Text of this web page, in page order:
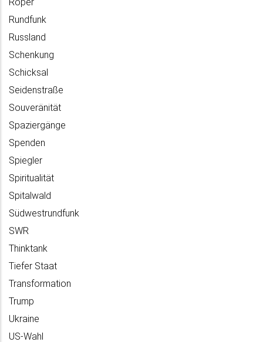
Rundfunk
Russland
Schenkung
Schicksal
Seidenstraße
Souveränität
Spaziergänge
Spenden
Spiegler
Spiritualität
Spitalwald
Südwestrundfunk
SWR
Thinktank
Tiefer Staat
Transformation
Trump
Ukraine
US-Wahl